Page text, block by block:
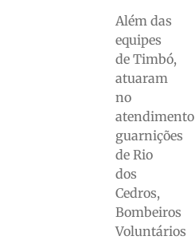
Além das
equipes
de Timbó,
atuaram
no
atendimento
guarnições
de Rio
dos
Cedros,
Bombeiros
Voluntários